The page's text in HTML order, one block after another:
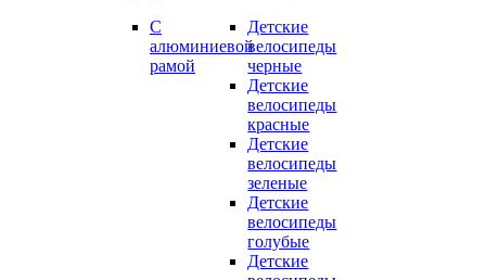
С
алюминиевой
рамой
Детские
велосипеды
черные
Детские
велосипеды
красные
Детские
велосипеды
зеленые
Детские
велосипеды
голубые
Детские